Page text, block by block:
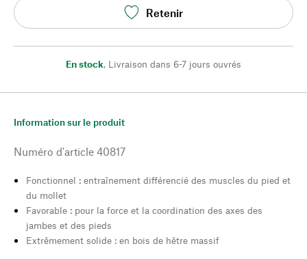
Retenir
En stock, Livraison dans 6-7 jours ouvrés
Information sur le produit
Numéro d'article 40817
Fonctionnel : entraînement différencié des muscles du pied et
du mollet
Favorable : pour la force et la coordination des axes des
jambes et des pieds
Extrêmement solide : en bois de hêtre massif